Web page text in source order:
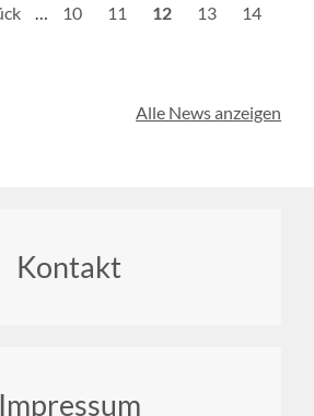
Seite
10 Seite
11
Aktuelle
12 Seite
13 Seite
14
Alle News anzeigen
Kontakt
Impressum